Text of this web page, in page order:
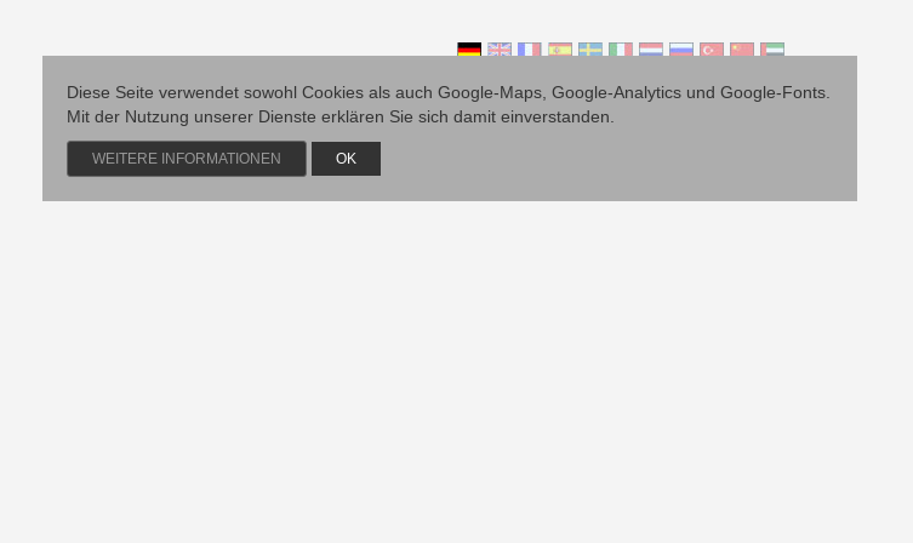
Diese Seite verwendet sowohl Cookies als auch Google-Maps, Google-Analytics und Google-Fonts.
Mit der Nutzung unserer Dienste erklären Sie sich damit einverstanden.
WEITERE INFORMATIONEN OK